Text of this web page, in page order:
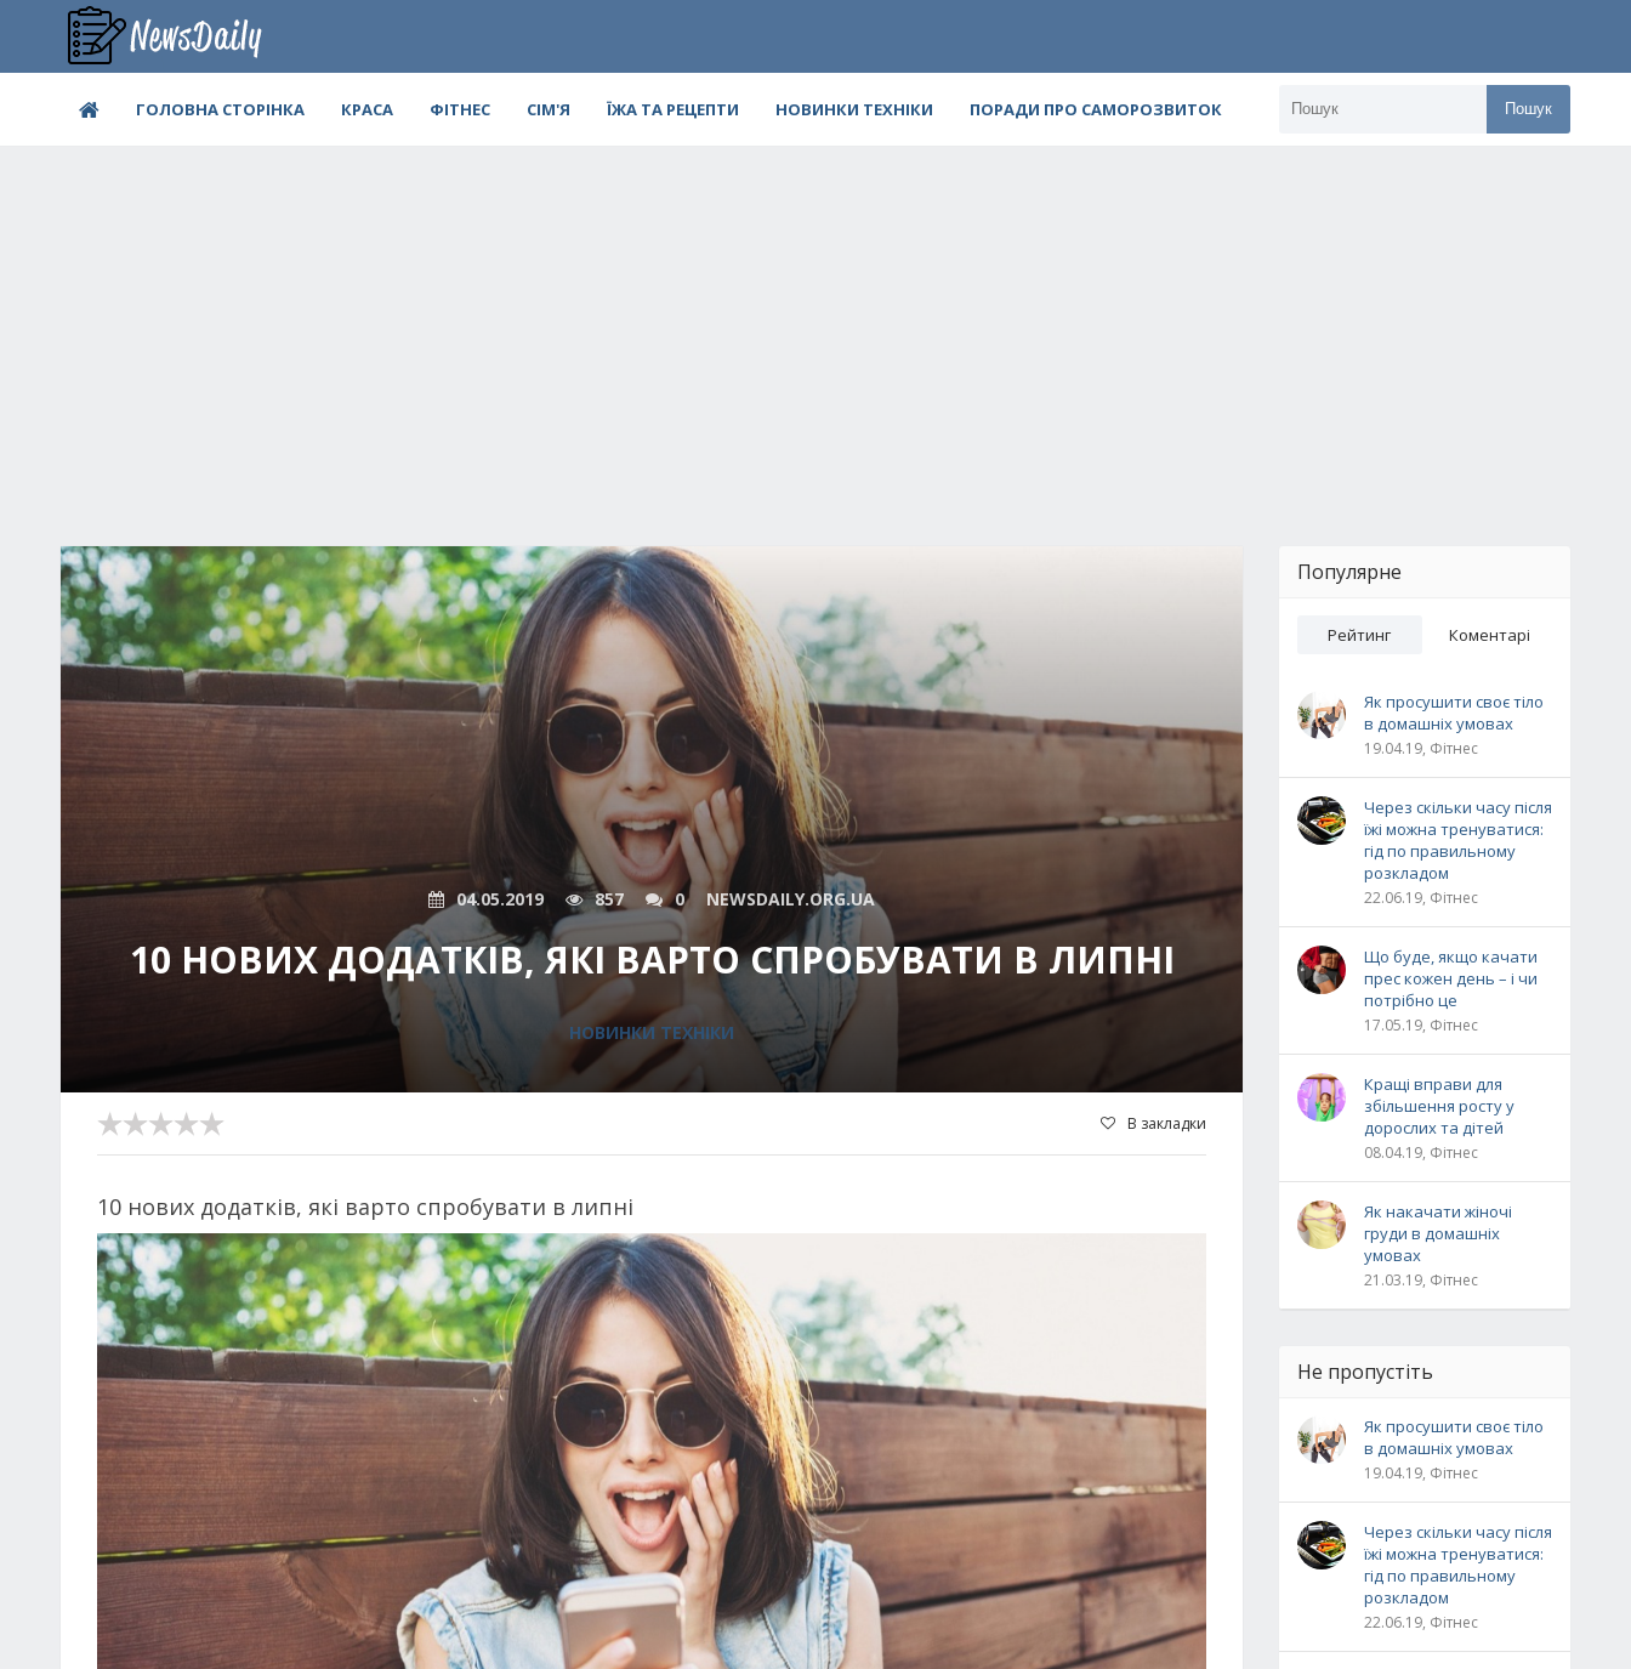
ГОЛОВНА СТОРІНКА КРАСА ФІТНЕС СІМ'Я ЇЖА ТА РЕЦЕПТИ НОВИНКИ ТЕХНІКИ ПОРАДИ ПРО САМОРОЗВИТОК Пошук
04.05.2019 857 0 NEWSDAILY.ORG.UA
10 НОВИХ ДОДАТКІВ, ЯКІ ВАРТО СПРОБУВАТИ В ЛИПНІ
НОВИНКИ ТЕХНІКИ
В закладки
10 нових додатків, які варто спробувати в липні
Популярне
Рейтинг Коментарі
Як просушити своє тіло
в домашніх умовах
19.04.19, Фітнес
Через скільки часу після
їжі можна тренуватися:
гід по правильному
розкладом
22.06.19, Фітнес
Що буде, якщо качати
прес кожен день – і чи
потрібно це
17.05.19, Фітнес
Кращі вправи для
збільшення росту у
дорослих та дітей
08.04.19, Фітнес
Як накачати жіночі
груди в домашніх
умовах
21.03.19, Фітнес
Не пропустіть
Як просушити своє тіло
в домашніх умовах
19.04.19, Фітнес
Через скільки часу після
їжі можна тренуватися:
гід по правильному
розкладом
22.06.19, Фітнес